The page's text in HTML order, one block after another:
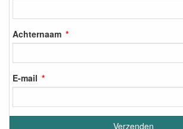
Achternaam
E-mail